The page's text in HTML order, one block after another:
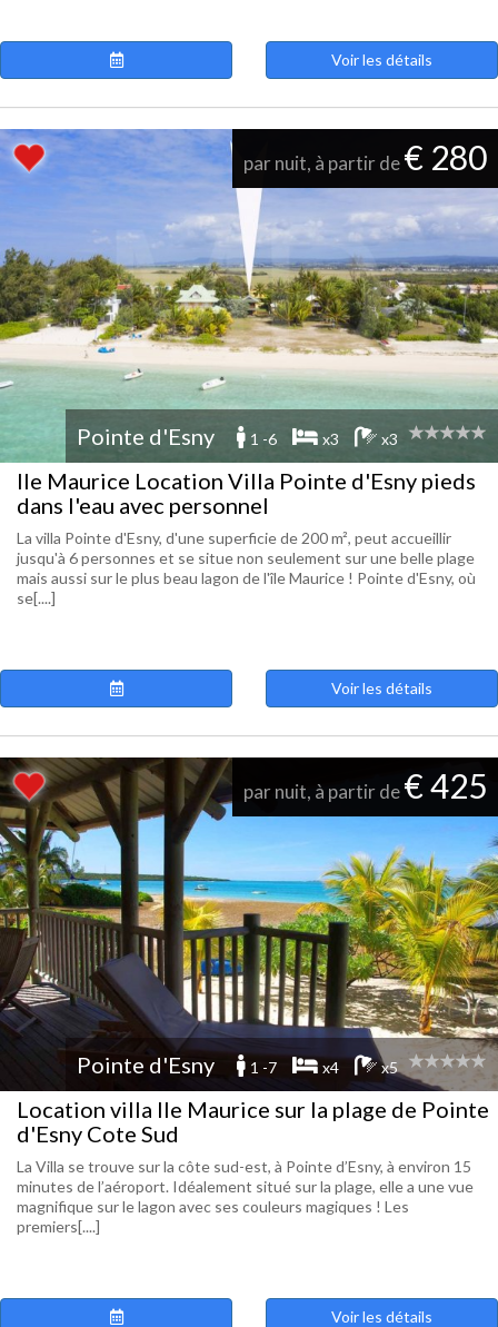
Voir les détails
par nuit, à partir de€ 280
Pointe d'Esny 1 -6 x3 x3
Ile Maurice Location Villa Pointe d'Esny pieds
dans l'eau avec personnel
La villa Pointe d'Esny, d'une superficie de 200 m², peut accueillir
jusqu'à 6 personnes et se situe non seulement sur une belle plage
mais aussi sur le plus beau lagon de l'île Maurice ! Pointe d'Esny, où
se[....]
Voir les détails
par nuit, à partir de€ 425
Pointe d'Esny 1 -7 x4 x5
Location villa Ile Maurice sur la plage de Pointe
d'Esny Cote Sud
La Villa se trouve sur la côte sud-est, à Pointe d’Esny, à environ 15
minutes de l’aéroport. Idéalement situé sur la plage, elle a une vue
magnifique sur le lagon avec ses couleurs magiques ! Les
premiers[....]
Voir les détails